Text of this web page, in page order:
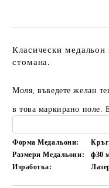
Класически медальон
стомана.
Моля, въведете желан
в това маркирано поле.
Форма Медальони:
Кръг
Размери Медальони:
ф30
Изработка: